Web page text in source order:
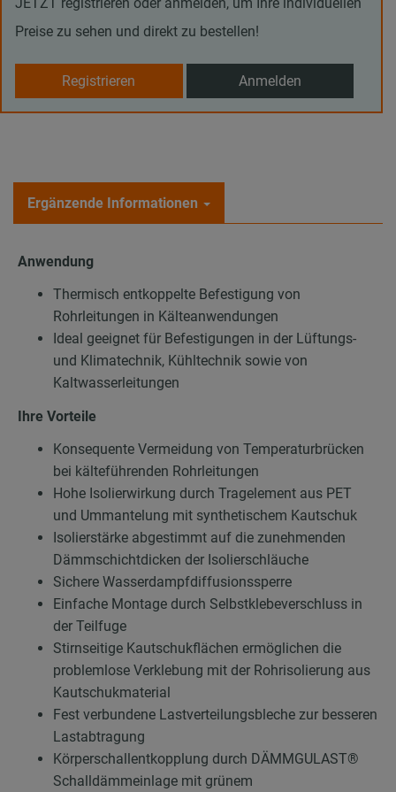
JETZT registrieren oder anmelden, um Ihre individuellen
Preise zu sehen und direkt zu bestellen!
Registrieren Anmelden
Ergänzende Informationen
Anwendung
Thermisch entkoppelte Befestigung von
Rohrleitungen in Kälteanwendungen
Ideal geeignet für Befestigungen in der Lüftungs-
und Klimatechnik, Kühltechnik sowie von
Kaltwasserleitungen
Ihre Vorteile
Konsequente Vermeidung von Temperaturbrücken
bei kälteführenden Rohrleitungen
Hohe Isolierwirkung durch Tragelement aus PET
und Ummantelung mit synthetischem Kautschuk
Isolierstärke abgestimmt auf die zunehmenden
Dämmschichtdicken der Isolierschläuche
Sichere Wasserdampfdiffusionssperre
Einfache Montage durch Selbstklebeverschluss in
der Teilfuge
Stirnseitige Kautschukflächen ermöglichen die
problemlose Verklebung mit der Rohrisolierung aus
Kautschukmaterial
Fest verbundene Lastverteilungsbleche zur besseren
Lastabtragung
Körperschallentkopplung durch DÄMMGULAST®
Schalldämmeinlage mit grünem